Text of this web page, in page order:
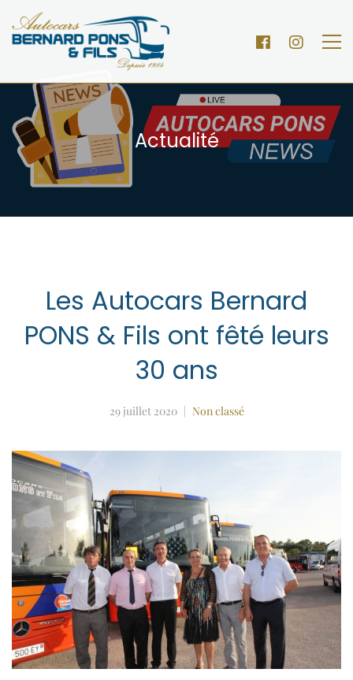
Actualité
Les Autocars Bernard
PONS & Fils ont fêté leurs
30 ans
29 juillet 2020 Non classé